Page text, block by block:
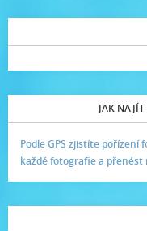
JAK NAJÍT
Podle GPS zjistíte pořízení
každé fotografie a přenést